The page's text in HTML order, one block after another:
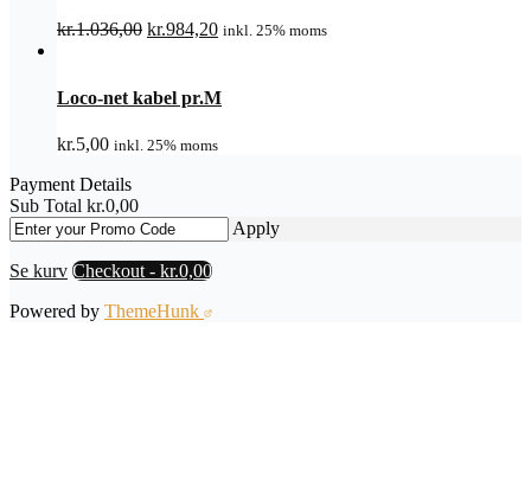
kr.1.036,00 Den
var:
kr.1.036,00.
kr.984,20Den
er:
kr.984,20.
inkl. 25% moms
Loco-net kabel pr.M
kr.5,00 inkl. 25% moms
Payment Details
Sub Total kr.0,00
Apply
Se kurv Checkout - kr.0,00
Powered by ThemeHunk